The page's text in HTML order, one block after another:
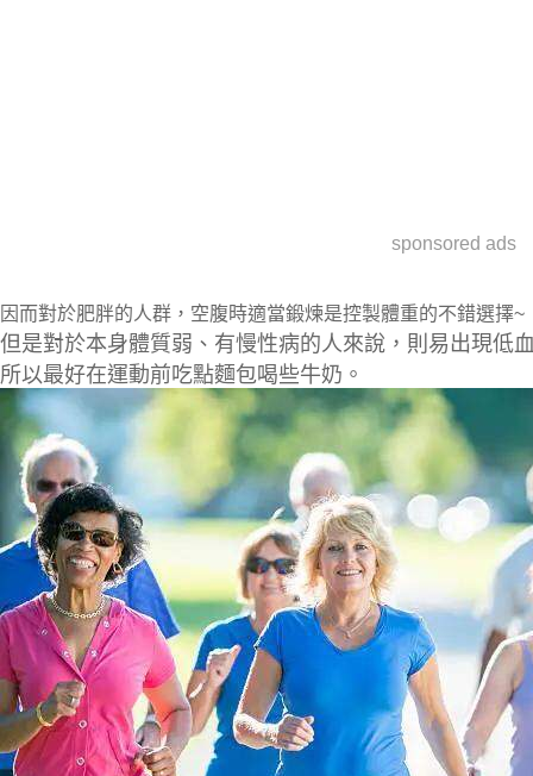
sponsored ads
因而對於肥胖的人群 ，空腹時適當鍛煉是控製體重的不錯選擇~
但是對於本身體質弱、有慢性病的人來說 ，則易 出現低
所以最好在運動前吃點麵包喝些牛奶。